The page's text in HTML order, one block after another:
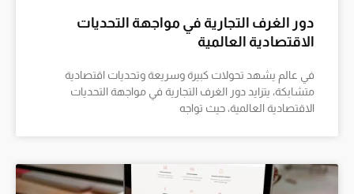
دور الغرف التجارية في مواجهة التحديات
الاقتصادية العالمية
في عالم يشهد تحولات كبيرة وسريعة وتحديات اقتصادية
متشابكة، يتزايد دور الغرف التجارية في مواجهة التحديات
الاقتصادية العالمية، حيث تواجه